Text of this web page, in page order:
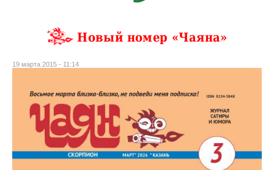
Новый номер «Чаяна»
19 марта 2015 - 11:14